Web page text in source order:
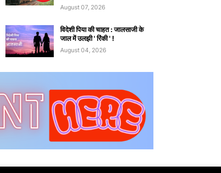
August 07, 2026
विदेशी पिया की चाहत : जालसाजी के
जाल में उलझी ' रिंकी ' !
August 04, 2026